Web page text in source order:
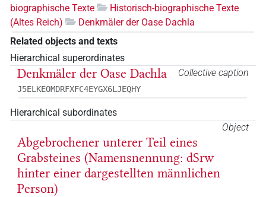
biographische Texte
Historisch-biographische Texte
(Altes Reich)
Denkmäler der Oase Dachla
Related objects and texts
Hierarchical superordinates
Collective caption
Denkmäler der Oase Dachla
J5ELKEOMDRFXFC4EYGX6LJEQHY
Hierarchical subordinates
Object
Abgebrochener unterer Teil eines
Grabsteines (Namensnennung: dSrw
hinter einer dargestellten männlichen
Person)